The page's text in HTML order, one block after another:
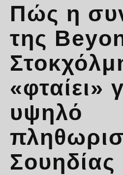
Πώς η
της
«φταίει»
υψηλό
Σουηδίας